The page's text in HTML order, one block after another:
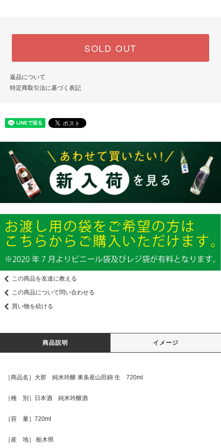
SOLD OUT
返品について
特定商取引法に基づく表記
この商品を友達に教える
この商品について問い合わせる
買い物を続ける
商品説明 イメージ
［商品名］大那 純米吟醸 東条産山田錦 生 720ml
［種 別］日本酒 純米吟醸酒
［容 量］720ml
［産 地］ 栃木県